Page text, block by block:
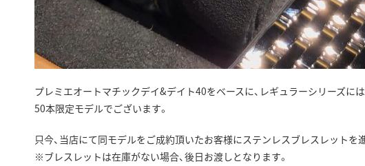
プレミエオートマチックデイ&デイト40をベースに、レギュラーシリーズ
50本限定モデルでございます。
只今、当店にて同モデルをご成約頂いたお客様にステンレスブレスレットを
※ブレスレットは在庫がない場合、後日お渡しとなります。